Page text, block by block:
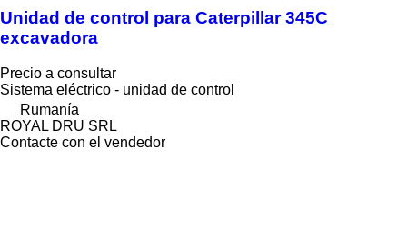
Unidad de control para Caterpillar 345C
excavadora
Precio a consultar
Sistema eléctrico - unidad de control
Rumanía
ROYAL DRU SRL
Contacte con el vendedor